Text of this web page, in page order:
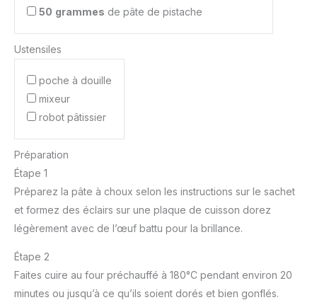
50 grammes de pâte de pistache
Ustensiles
poche à douille
mixeur
robot pâtissier
Préparation
Étape 1
Préparez la pâte à choux selon les instructions sur le sachet
et formez des éclairs sur une plaque de cuisson dorez
légèrement avec de l’œuf battu pour la brillance.
Étape 2
Faites cuire au four préchauffé à 180°C pendant environ 20
minutes ou jusqu’à ce qu’ils soient dorés et bien gonflés.